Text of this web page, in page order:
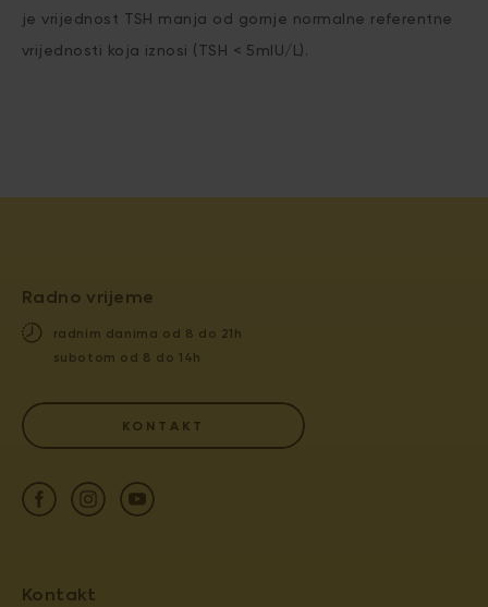
je vrijednost TSH manja od gornje normalne referentne
vrijednosti koja iznosi (TSH < 5mIU/L).
Kontakt
Radno vrijeme
radnim danima od 8 do 21h
subotom od 8 do 14h
KONTAKT